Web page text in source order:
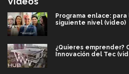
Programa enlace:
siguiente nivel (video)
¿Quieres emprender?
Innovación del Tec